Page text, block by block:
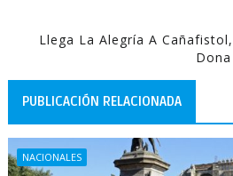
Llega La Alegría A
PUBLICACIÓN RELACIONADA
NACIONALES